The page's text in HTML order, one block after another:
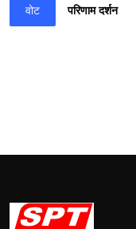
वोट परिणाम दर्शन